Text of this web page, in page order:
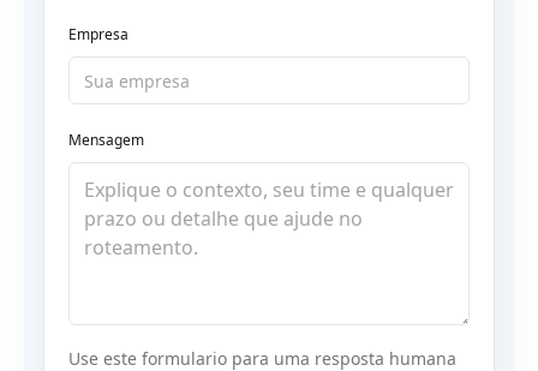
Empresa
Mensagem
Use este formulario para uma resposta humana